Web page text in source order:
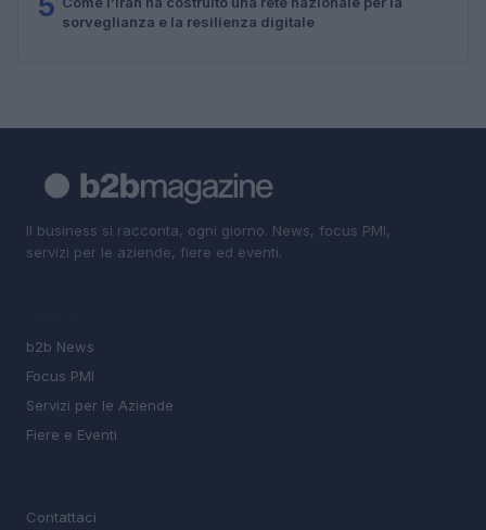
sorveglianza e la resilienza digitale
Il business si racconta, ogni giorno. News, focus PMI,
servizi per le aziende, fiere ed eventi.
b2b News
Focus PMI
Servizi per le Aziende
Fiere e Eventi
Contattaci